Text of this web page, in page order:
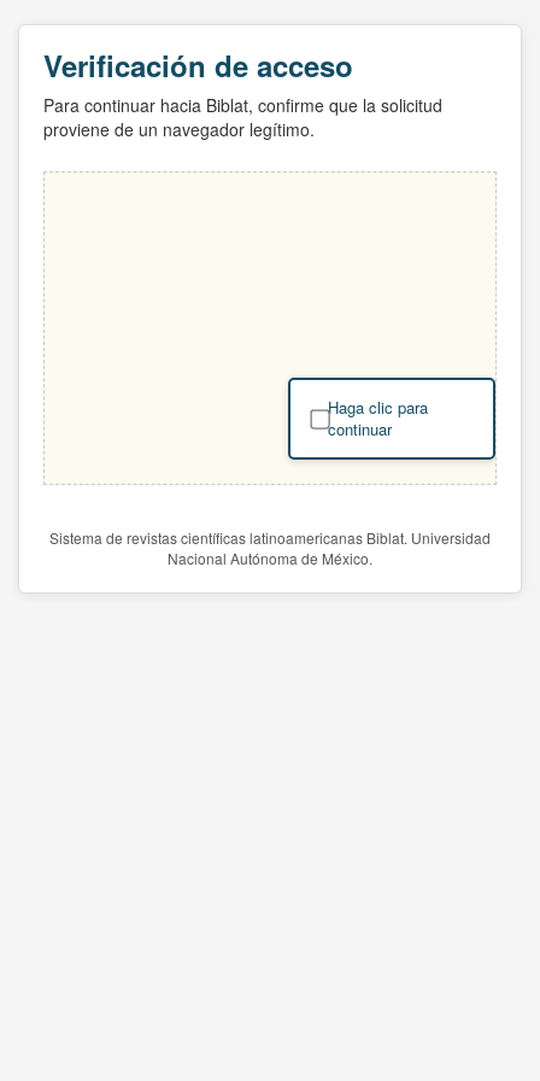
Verificación de acceso
Para continuar hacia Biblat, confirme que la solicitud
proviene de un navegador legítimo.
Haga clic para
continuar
Sistema de revistas científicas latinoamericanas Biblat. Universidad
Nacional Autónoma de México.